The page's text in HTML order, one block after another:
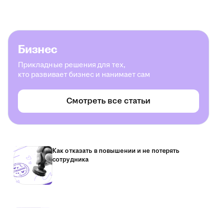
Бизнес
Прикладные решения для тех,
кто развивает бизнес и нанимает сам
Смотреть все статьи
Как отказать в повышении и не потерять
сотрудника